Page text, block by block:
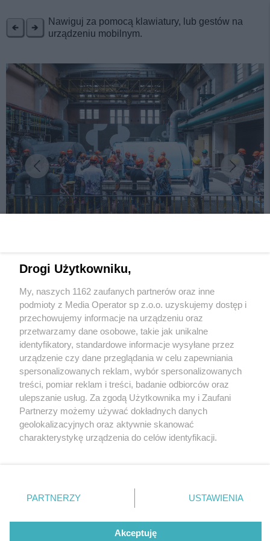
Nawiguj za pomocą klawiatury, lub gestów na
urządzeniu mobilnym.
"Kierunek GZM" już w ten weekend! Są jeszcze
miejsca na niektóre wycieczki
5 / 6
Kierunek Gzm 3
Wydawca mediów lokalnych
Nie zapomnij
zapoznać się z:
polityką prywatności regulamin korzystania z portali
Twojemiasto
Piekary Śląskie
Chorzów
Tarnowskie Góry
Gliwice
Skontakuj sięz nami
Kontakt
Wydawca
Redakcja
Drogi Użytkowniku,
My, naszych 1162 zaufanych partnerów oraz inne
podmioty z Media Operator sp z.o.o. uzyskujemy dostęp i
przechowujemy informacje na urządzeniu oraz
przetwarzamy dane osobowe, takie jak unikalne
identyfikatory, standardowe informacje wysyłane przez
urządzenie czy dane przeglądania w celu zapewniania
spersonalizowanych reklam, wybór spersonalizowanych
treści, pomiar reklam i treści, badanie odbiorców oraz
ulepszanie usług. Za zgodą Użytkownika my i Zaufani
Partnerzy możemy używać dokładnych danych
geolokalizacyjnych oraz aktywnie skanować
charakterystykę urządzenia do celów identyfikacji.
zmienić/wycofać klikając przycisk ustawień prywatności
znajdujący się w lewym dolnym rogu strony
rodzaje przetwarzania danych nie wymagają zgody
użytkownika, ale masz prawo sprzeciwić się takiemu
PARTNERZY USTAWIENIA
Akceptuję